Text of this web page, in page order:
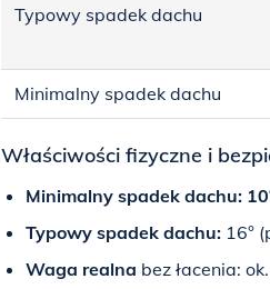
Typowy spadek dachu
Minimalny spadek dachu
Właściwości fizyczne i
Minimalny spadek dachu:
Typowy spadek dachu: 16°
Waga realna bez łacenia: